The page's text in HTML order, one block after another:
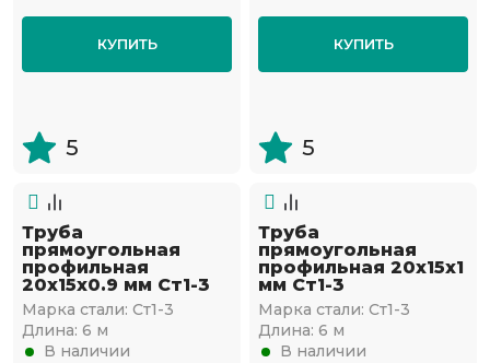
КУПИТЬ
5
КУПИТЬ
5
Труба
прямоугольная
профильная
20х15х0.9 мм Ст1-3
Марка стали: Ст1-3
Длина: 6 м
В наличии
Труба
прямоугольная
профильная 20х15х1
мм Ст1-3
Марка стали: Ст1-3
Длина: 6 м
В наличии